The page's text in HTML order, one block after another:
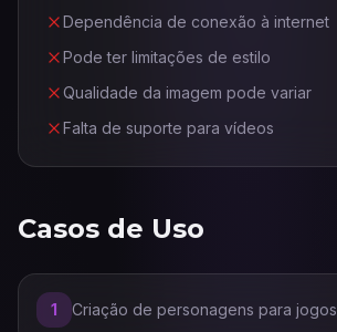
Dependência de conexão à internet
Pode ter limitações de estilo
Qualidade da imagem pode variar
Falta de suporte para vídeos
Casos de Uso
1 Criação de personagens para jogos